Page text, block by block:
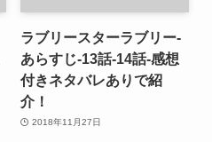
ラブリースターラブリー-
あらすじ-13話-14話-感想
付きネタバレありで紹
介！
2018年11月27日